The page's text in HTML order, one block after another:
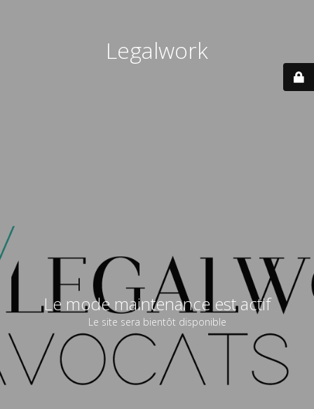
Legalwork
Le mode maintenance est actif
Le site sera bientôt disponible